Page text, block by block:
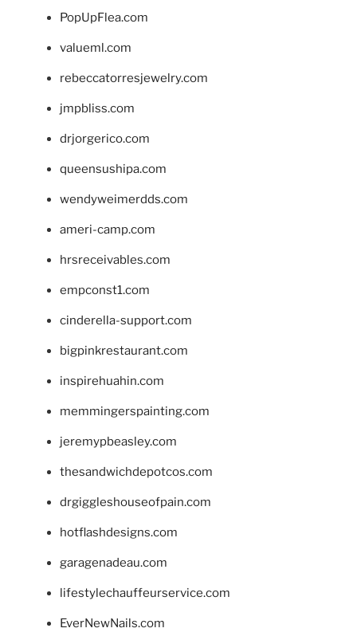
PopUpFlea.com
valueml.com
rebeccatorresjewelry.com
jmpbliss.com
drjorgerico.com
queensushipa.com
wendyweimerdds.com
ameri-camp.com
hrsreceivables.com
empconst1.com
cinderella-support.com
bigpinkrestaurant.com
inspirehuahin.com
memmingerspainting.com
jeremypbeasley.com
thesandwichdepotcos.com
drgiggleshouseofpain.com
hotflashdesigns.com
garagenadeau.com
lifestylechauffeurservice.com
EverNewNails.com